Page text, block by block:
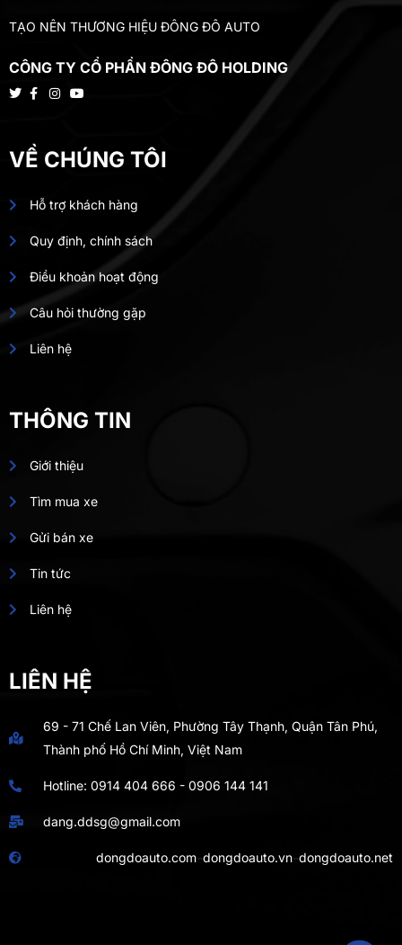
TẠO NÊN THƯƠNG HIỆU ĐÔNG ĐÔ AUTO
CÔNG TY CỔ PHẦN ĐÔNG ĐÔ HOLDING
VỀ CHÚNG TÔI
Hỗ trợ khách hàng
Quy định, chính sách
Điều khoản hoạt động
Câu hỏi thường gặp
Liên hệ
THÔNG TIN
Giới thiệu
Tìm mua xe
Gửi bán xe
Tin tức
Liên hệ
LIÊN HỆ
69 - 71 Chế Lan Viên, Phường Tây Thạnh, Quận Tân Phú,
Thành phố Hồ Chí Minh, Việt Nam
Hotline: 0914 404 666 - 0906 144 141
dang.ddsg@gmail.com
dongdoauto.com-dongdoauto.vn-dongdoauto.net